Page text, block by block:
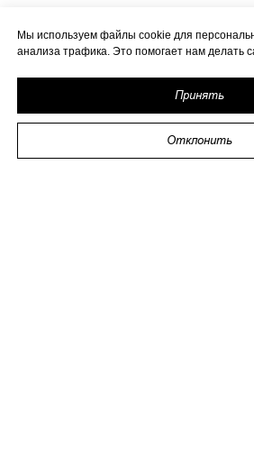
Мы используем файлы cookie для
анализа трафика. Это помогает нам делать
Принять
Отклонить